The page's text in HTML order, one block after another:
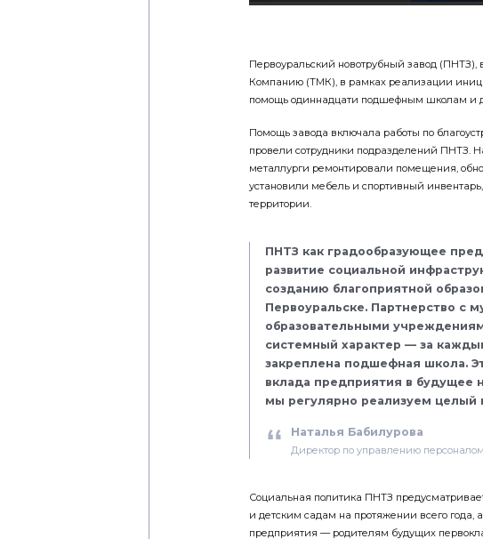
Первоуральский новотрубный завод
Компанию (ТМК), в рамках реализации
помощь одиннадцати подшефным школам и
Помощь завода включала работы по
провели сотрудники подразделений ПНТЗ.
металлурги ремонтировали помещения,
установили мебель и спортивный
территории.
ПНТЗ как градообразующее
развитие социальной
созданию благоприятной
Первоуральске. Партнерство с
образовательными
системный характер — за
закреплена подшефная школа.
вклада предприятия в будущее
мы регулярно реализуем целый
Наталья Бабилурова
Директор по управлению
Социальная политика ПНТЗ
и детским садам на протяжении всего года,
предприятия — родителям будущих